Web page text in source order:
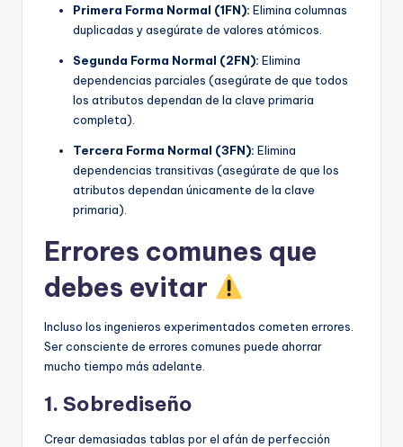
Primera Forma Normal (1FN): Elimina columnas
duplicadas y asegúrate de valores atómicos.
Segunda Forma Normal (2FN): Elimina
dependencias parciales (asegúrate de que todos
los atributos dependan de la clave primaria
completa).
Tercera Forma Normal (3FN): Elimina
dependencias transitivas (asegúrate de que los
atributos dependan únicamente de la clave
primaria).
Errores comunes que
debes evitar
Incluso los ingenieros experimentados cometen errores.
Ser consciente de errores comunes puede ahorrar
mucho tiempo más adelante.
1. Sobrediseño
Crear demasiadas tablas por el afán de perfección